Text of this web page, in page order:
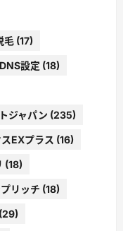
毛 (17)
DNS設定 (18)
ジャパン (235)
EXプラス (16)
(18)
リッチ (18)
(29)